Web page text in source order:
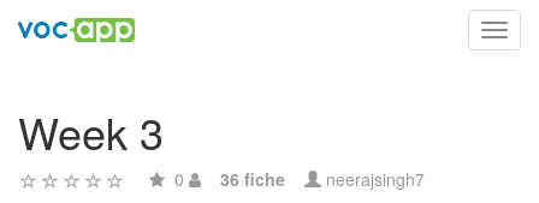
Week 3
0 36 fiche neerajsingh7